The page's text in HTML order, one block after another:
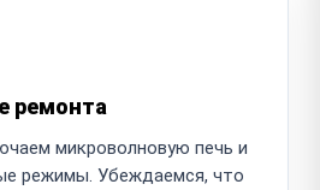
ремонта
микроволновую печь и
режимы. Убеждаемся, что